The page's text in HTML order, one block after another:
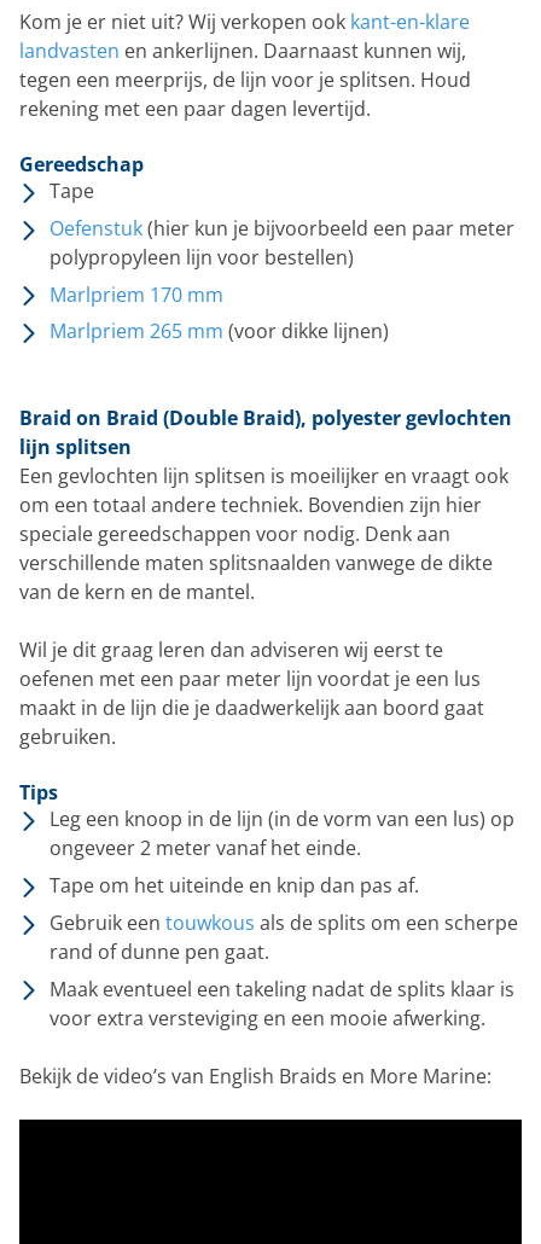
Kom je er niet uit? Wij verkopen ook kant-en-klare
landvasten en ankerlijnen. Daarnaast kunnen wij,
tegen een meerprijs, de lijn voor je splitsen. Houd
rekening met een paar dagen levertijd.
Gereedschap
Tape
Oefenstuk(hier kun je bijvoorbeeld een paar meter
polypropyleen lijn voor bestellen)
Marlpriem 170 mm
Marlpriem 265 mm (voor dikke lijnen)
Braid on Braid (Double Braid), polyester gevlochten
lijn splitsen
Een gevlochten lijn splitsen is moeilijker en vraagt ook
om een totaal andere techniek. Bovendien zijn hier
speciale gereedschappen voor nodig. Denk aan
verschillende maten splitsnaalden vanwege de dikte
van de kern en de mantel.
Wil je dit graag leren dan adviseren wij eerst te
oefenen met een paar meter lijn voordat je een lus
maakt in de lijn die je daadwerkelijk aan boord gaat
gebruiken.
Tips
Leg een knoop in de lijn (in de vorm van een lus) op
ongeveer 2 meter vanaf het einde.
Tape om het uiteinde en knip dan pas af.
Gebruik een touwkous als de splits om een scherpe
rand of dunne pen gaat.
Maak eventueel een takeling nadat de splits klaar is
voor extra versteviging en een mooie afwerking.
Bekijk de video’s van English Braids en More Marine: